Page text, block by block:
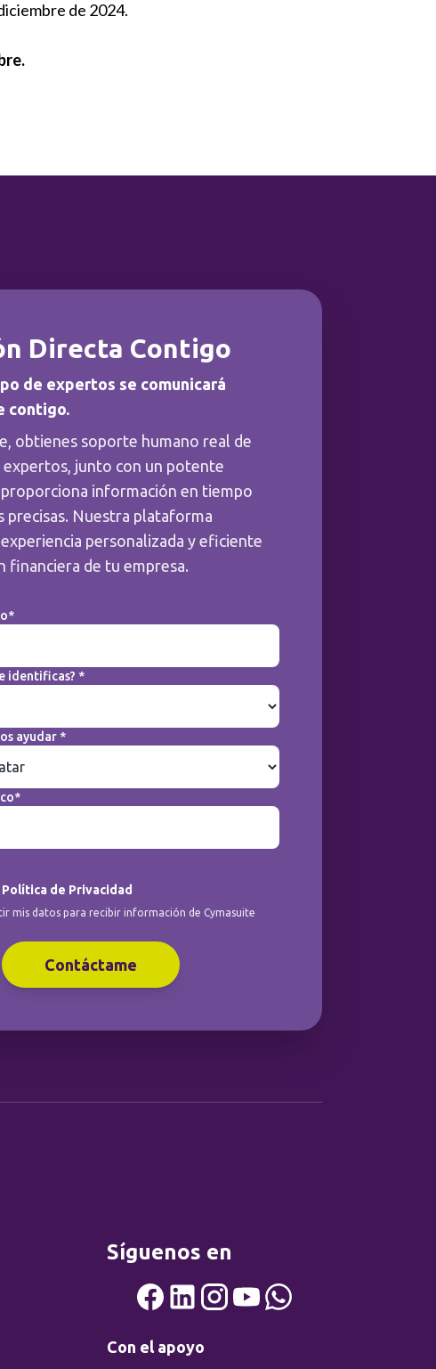
de 2024.
Directa Contigo
de expertos se comunicará
contigo.
obtienes soporte humano real de
junto con un potente
información en tiempo
precisas. Nuestra plataforma
personalizada y eficiente
financiera de tu empresa.
identificas? *
ayudar *
de Privacidad
mis datos para recibir información de Cymasuite
Contáctame
Síguenos en
Con el apoyo